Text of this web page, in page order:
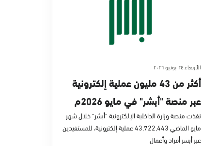
الأربعاء ٢٤ يونيو ٢٠٢٦
أكثر من 43 مليون عملية إلكترونية
عبر منصة "أبشر" في مايو 2026م
نفذت منصة وزارة الداخلية الإلكترونية "أبشر" خلال شهر
مايو الماضي 43,722,443 عملية إلكترونية، للمستفيدين
عبر أبشر أفراد وأعمال